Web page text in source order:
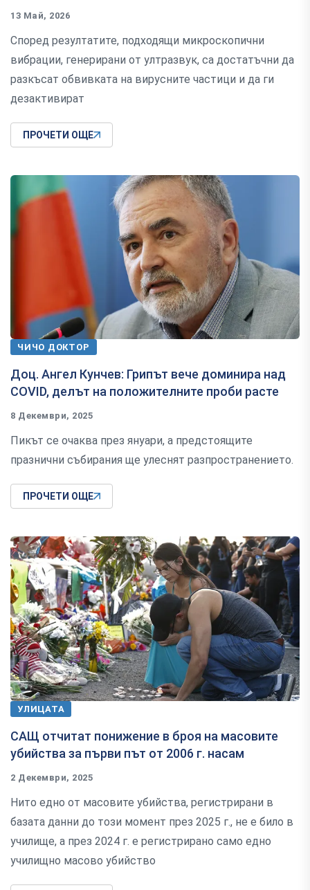
13 Май, 2026
Според резултатите, подходящи микроскопични
вибрации, генерирани от ултразвук, са достатъчни да
разкъсат обвивката на вирусните частици и да ги
дезактивират
ПРОЧЕТИ ОЩЕ
ЧИЧО ДОКТОР
Доц. Ангел Кунчев: Грипът вече доминира над
COVID, делът на положителните проби расте
8 Декември, 2025
Пикът се очаква през януари, а предстоящите
празнични събирания ще улеснят разпространението.
ПРОЧЕТИ ОЩЕ
УЛИЦАТА
САЩ отчитат понижение в броя на масовите
убийства за първи път от 2006 г. насам
2 Декември, 2025
Нито едно от масовите убийства, регистрирани в
базата данни до този момент през 2025 г., не е било в
училище, а през 2024 г. е регистрирано само едно
училищно масово убийство